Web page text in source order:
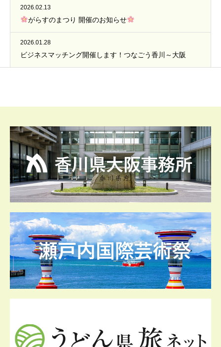
2026.02.13
がらすのまつり 開催のお知らせ
2026.01.28
ビジネスマッチング開催します！つなごう香川～大阪